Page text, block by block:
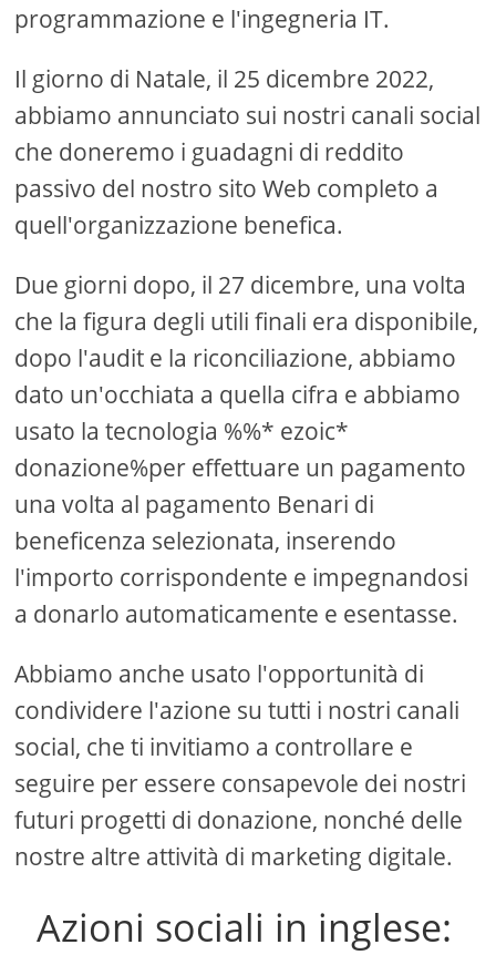
programmazione e l'ingegneria IT.
Il giorno di Natale, il 25 dicembre 2022,
abbiamo annunciato sui nostri canali social
che doneremo i guadagni di reddito
passivo del nostro sito Web completo a
quell'organizzazione benefica.
Due giorni dopo, il 27 dicembre, una volta
che la figura degli utili finali era disponibile,
dopo l'audit e la riconciliazione, abbiamo
dato un'occhiata a quella cifra e abbiamo
usato la tecnologia %%* ezoic*
donazione%per effettuare un pagamento
una volta al pagamento Benari di
beneficenza selezionata, inserendo
l'importo corrispondente e impegnandosi
a donarlo automaticamente e esentasse.
Abbiamo anche usato l'opportunità di
condividere l'azione su tutti i nostri canali
social, che ti invitiamo a controllare e
seguire per essere consapevole dei nostri
futuri progetti di donazione, nonché delle
nostre altre attività di marketing digitale.
Azioni sociali in inglese: